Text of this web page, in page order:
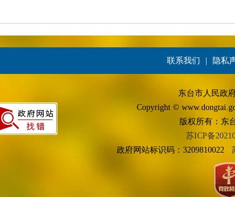
联系我们 隐私
东台市人民政
Copyright ©
版权所有：东
苏ICP备
政府网站标识码：3209810022